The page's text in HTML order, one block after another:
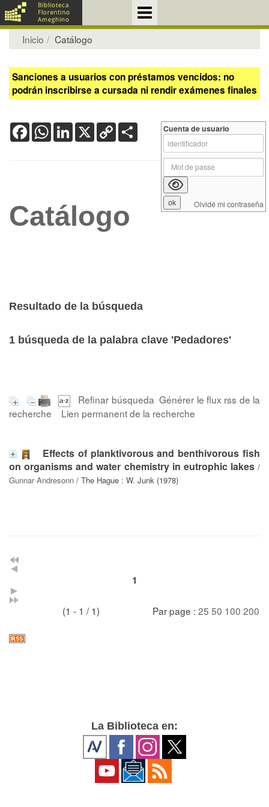
Inicio Catálogo
Sanciones a usuarios con préstamos vencidos: no
podrán inscribirse a cursada ni rendir exámenes finales
FacebookWhatsApp
LinkedIn
X Copy
Link
Catálogo
Resultado de la búsqueda
1 búsqueda de la palabra clave 'Pedadores'
Refinar búsqueda Générer le flux rss de la
recherche
Lien permanent de la recherche
Effects of planktivorous and benthivorous fish
on organisms and water chemistry in eutrophic lakes/
Gunnar Andresonn / The Hague : W. Junk (1978)
1
(1 - 1 / 1) Par page : 25 50 100 200
Cuenta de usuario
Olvidé mi contraseña
La Biblioteca en: